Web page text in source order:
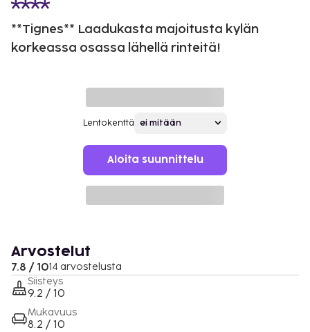
**Tignes** Laadukasta majoitusta kylän
korkeassa osassa lähellä rinteitä!
Lentokenttä
Aloita suunnittelu
Arvostelut
7.8 / 1014 arvostelusta
Siisteys
9.2 / 10
Mukavuus
8.2 / 10